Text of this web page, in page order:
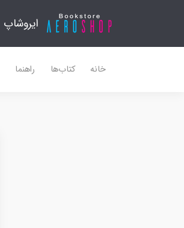
ایروشاپ
خانه کتاب‌ها راهنما